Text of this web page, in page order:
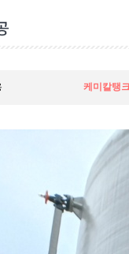
케미칼탱